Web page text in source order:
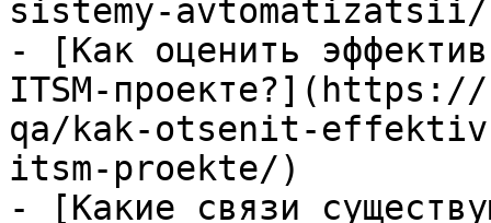
sistemy-
- [Как оценить
ITSM-
qa/kak-otsenit-
itsm-proekte/)
- [Какие связи